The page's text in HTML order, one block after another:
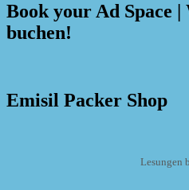
Book your Ad Space |
buchen!
Emisil Packer Shop
Lesungen